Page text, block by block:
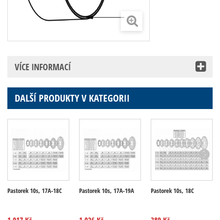
VÍCE INFORMACÍ
DALŠÍ PRODUKTY V KATEGORII
Pastorek 10s, 17A-18C Pastorek 10s, 17A-19A Pastorek 10s, 18C